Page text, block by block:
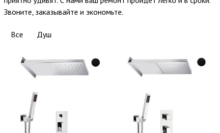
Звоните, заказывайте и экономьте.
Все Душ